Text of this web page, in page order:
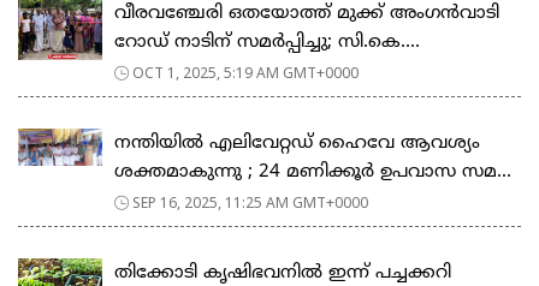
വീരവഞ്ചേരി ഒതയോത്ത് മുക്ക് അംഗൻവാടി
റോഡ് നാടിന് സമർപ്പിച്ചു; സി.കെ....
OCT 1, 2025, 5:19 AM GMT+0000
നന്തിയിൽ എലിവേറ്റഡ് ഹൈവേ ആവശ്യം
ശക്തമാകുന്നു ; 24 മണിക്കൂർ ഉപവാസ സമ...
SEP 16, 2025, 11:25 AM GMT+0000
തിക്കോടി കൃഷിഭവനിൽ ഇന്ന് പച്ചക്കറി